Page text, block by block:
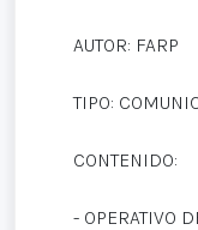
AUTOR: FARP
TIPO:
CONTENIDO:
- OPERATIVO